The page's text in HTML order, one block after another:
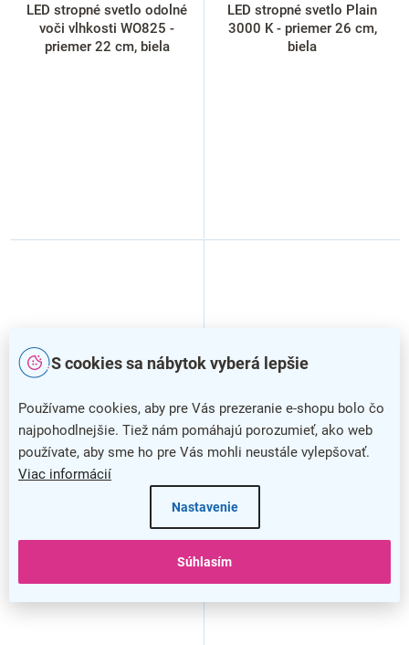
S cookies sa nábytok vyberá lepšie
Používame cookies, aby pre Vás prezeranie e-shopu bolo čo
najpohodlnejšie. Tiež nám pomáhajú porozumieť, ako web
používate, aby sme ho pre Vás mohli neustále vylepšovať.
Viac informácií
Nastavenie
Súhlasím
LED stropné svetlo odolné
voči vlhkosti WO825 -
priemer 22 cm, biela
LED stropné svetlo Plain
3000 K - priemer 26 cm,
biela
LED stropné svetlo Plain
3000 K - priemer 33 cm, PIR
LED stropné svetlo Plain